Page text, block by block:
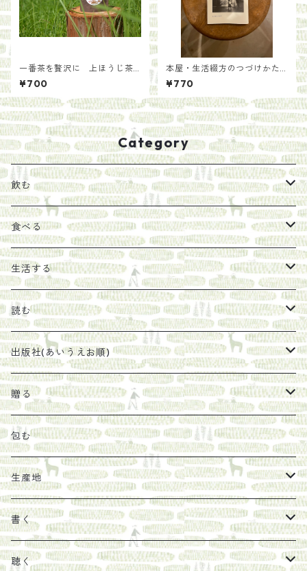
一番茶を贅沢に 上ほうじ茶
【手土産用パッケージ40g】
¥700
本屋・生活綴方のつづけかた/
中岡祐介
¥770
Category
飲む
お茶
エキス
珈琲豆
太山寺珈琲焙煎室
食べる
ジャム
うめぼし
塩
オリーブオイル
その他
マスコバド糖
しょうがパウダー
野菜・果物
生活する
エコラップ
石けん
ヘチマたわし
陶器
馬目隆宏
絵
タンブラー
読む
刊行から時間が経ったけれど、長く売り続けたい一冊
贈り物に勧めたい絵本
紀伊半島ブックマルシェ関連本
らくだ舎出帆室の参考本など
新刊では販売しづらくなった本を巡らせて
古本や自由価格本から探す
出版社(あいうえお順)
らくだ舎出帆室
リトルプレス
mario books
タイドラー
Sakumag
海外出版社
古本
あ行
贈る
包装
ギフトセット
カレンダー
カップ
包む
生産地
色川
そこそこ農園
フィリピン
書く
カムワッカ
聴く